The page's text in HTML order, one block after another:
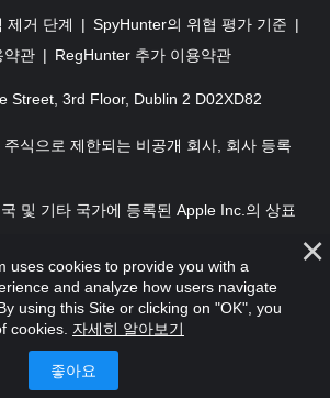
제거 단계
SpyHunter의 위협 평가 기준
약관
RegHunter 추가 이용약관
Street, 3rd Floor, Dublin 2 D02XD82
식으로 제한되는 비공개 회사, 회사 등록
및 기타 국가에 등록된 Apple Inc.의 상표
Ltd. 판권 소유.
uses cookies to provide you with a
and analyze how users navigate
using this Site or clicking on "OK", you
cookies. 자세히 알아보기